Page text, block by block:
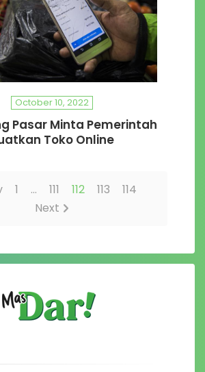
October 10, 2022
Pasar Minta Pemerintah
Toko Online
1 … 111 112 113
114
Next